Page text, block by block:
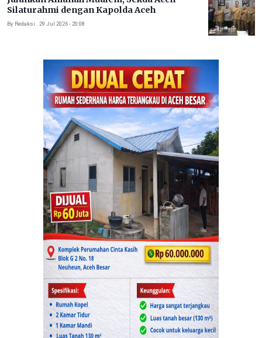
Silaturahmi dengan Kapolda Aceh
By Redaksi . 29 Jul 2026 - 20:08